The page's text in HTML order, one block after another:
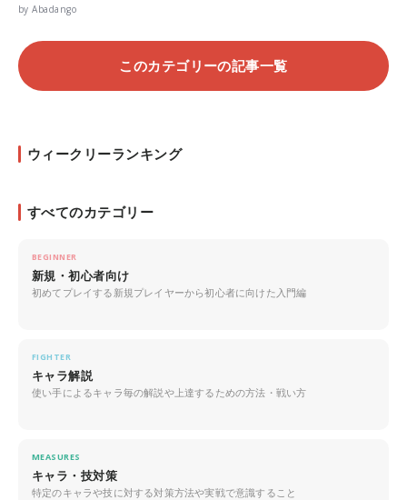
by Abadango
このカテゴリーの記事一覧
ウィークリーランキング
すべてのカテゴリー
BEGINNER
新規・初心者向け
初めてプレイする新規プレイヤーから初心者に向けた入門編
FIGHTER
キャラ解説
使い手によるキャラ毎の解説や上達するための方法・戦い方
MEASURES
キャラ・技対策
特定のキャラや技に対する対策方法や実戦で意識すること